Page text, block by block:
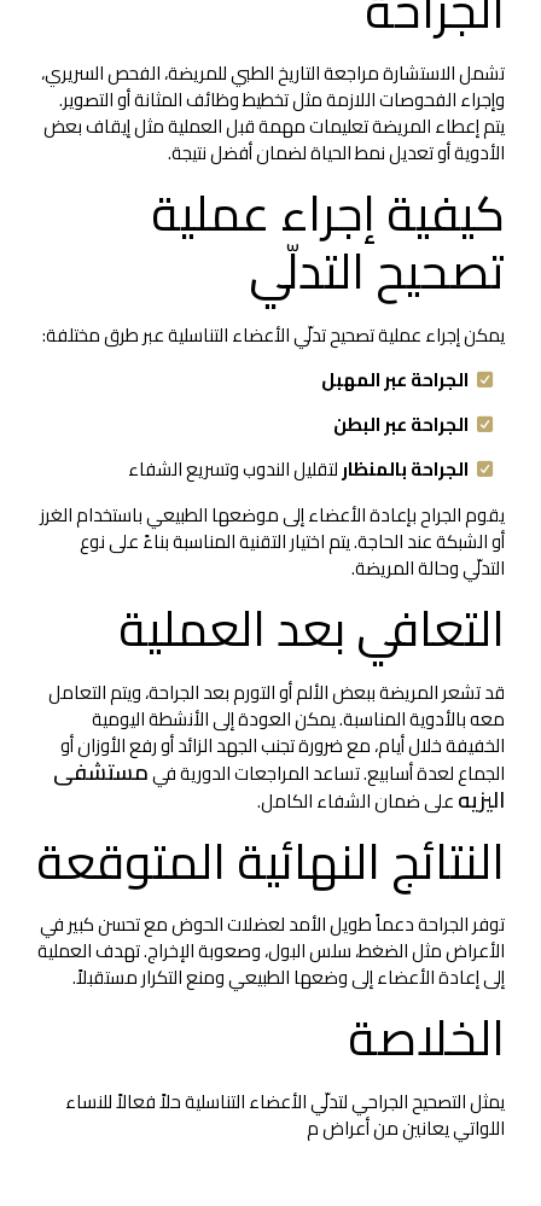
تشمل الاستشارة مراجعة التاريخ الطبي للمريضة، الفحص السريري،
وإجراء الفحوصات اللازمة مثل تخطيط وظائف المثانة أو التصوير.
يتم إعطاء المريضة تعليمات مهمة قبل العملية مثل إيقاف بعض
الأدوية أو تعديل نمط الحياة لضمان أفضل نتيجة.
كيفية إجراء عملية
تصحيح التدلّي
يمكن إجراء عملية تصحيح تدلّي الأعضاء التناسلية عبر طرق مختلفة:
الجراحة عبر المهبل
الجراحة عبر البطن
الجراحة بالمنظارلتقليل الندوب وتسريع الشفاء
يقوم الجراح بإعادة الأعضاء إلى موضعها الطبيعي باستخدام الغرز
أو الشبكة عند الحاجة. يتم اختيار التقنية المناسبة بناءً على نوع
التدلّي وحالة المريضة.
التعافي بعد العملية
قد تشعر المريضة ببعض الألم أو التورم بعد الجراحة، ويتم التعامل
معه بالأدوية المناسبة. يمكن العودة إلى الأنشطة اليومية
الخفيفة خلال أيام، مع ضرورة تجنب الجهد الزائد أو رفع الأوزان أو
الجماع لعدة أسابيع. تساعد المراجعات الدورية فيمستشفى
اليزيهعلى ضمان الشفاء الكامل.
النتائج النهائية المتوقعة
توفر الجراحة دعماً طويل الأمد لعضلات الحوض مع تحسن كبير في
الأعراض مثل الضغط، سلس البول، وصعوبة الإخراج. تهدف العملية
إلى إعادة الأعضاء إلى وضعها الطبيعي ومنع التكرار مستقبلاً.
الخلاصة
يمثل التصحيح الجراحي لتدلّي الأعضاء التناسلية حلاً فعالاً للنساء
اللواتي يعانين من أعراض م